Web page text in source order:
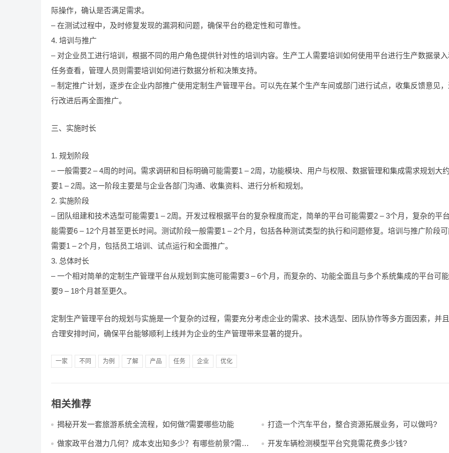
际操作，确认是否满足需求。
– 在测试过程中，及时修复发现的漏洞和问题，确保平台的稳定性和可靠性。
4. 培训与推广
– 对企业员工进行培训，根据不同的用户角色提供针对性的培训内容。生产工人需要培训如何使用平台进行生产数据录入
任务查看，管理人员则需要培训如何进行数据分析和决策支持。
– 制定推广计划，逐步在企业内部推广使用定制生产管理平台。可以先在某个生产车间或部门进行试点，收集反馈意见
行改进后再全面推广。
三、实施时长
1. 规划阶段
– 一般需要2 – 4周的时间。需求调研和目标明确可能需要1 – 2周，功能模块、用户与权限、数据管理和集成需求规划大
要1 – 2周。这一阶段主要是与企业各部门沟通、收集资料、进行分析和规划。
2. 实施阶段
– 团队组建和技术选型可能需要1 – 2周。开发过程根据平台的复杂程度而定，简单的平台可能需要2 – 3个月，复杂的平
能需要6 – 12个月甚至更长时间。测试阶段一般需要1 – 2个月，包括各种测试类型的执行和问题修复。培训与推广阶段
需要1 – 2个月，包括员工培训、试点运行和全面推广。
3. 总体时长
– 一个相对简单的定制生产管理平台从规划到实施可能需要3 – 6个月，而复杂的、功能全面且与多个系统集成的平台可
要9 – 18个月甚至更久。
定制生产管理平台的规划与实施是一个复杂的过程，需要充分考虑企业的需求、技术选型、团队协作等多方面因素，并
合理安排时间，确保平台能够顺利上线并为企业的生产管理带来显著的提升。
一家 不同 为例 了解 产品 任务 企业 优化
相关推荐
揭秘开发一套旅游系统全流程，如何做?需要哪些功能 打造一个汽车平台，整合资源拓展业务，可以做吗?
做家政平台潜力几何？成本支出知多少？有哪些前景?需要
开发车辆检测模型平台究竟需花费多少钱?